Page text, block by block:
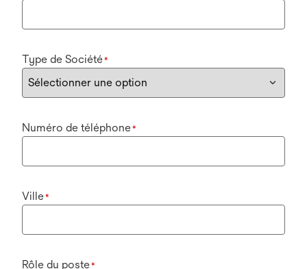
Type de Société*
Numéro de téléphone*
Ville*
Rôle du poste*